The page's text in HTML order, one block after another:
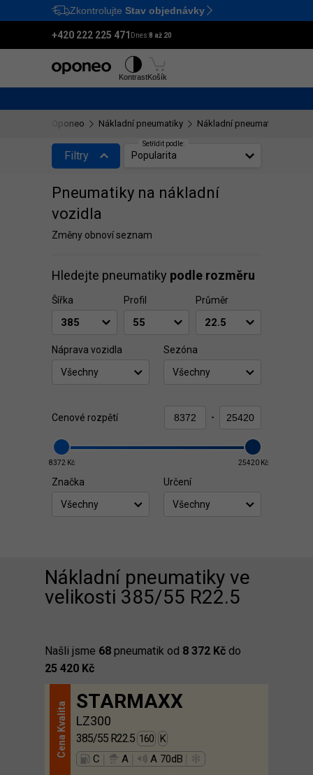
Ctrl M
Zkontrolujte Stav objednávky
+420 222 225 471 Dnes:8 až 20
KontrastKošík
Oponeo Nákladní pneumatiky Nákladní pneumatiky o
Filtry
Pneumatiky na nákladní
vozidla
Změny obnoví seznam
Hledejte pneumatiky podle rozměru
Šířka Profil Průměr
Náprava vozidla
Všechny
Sezóna
Všechny
Cenové rozpětí -
8372 Kč 25420 Kč
Značka
Všechny
Určení
Všechny
Nákladní pneumatiky ve
velikosti 385/55 R22.5
Našli jsme 68 pneumatik od 8 372 Kč do
25 420 Kč
Setřídit podle:
Popularita
Cena
Kvalita STARMAXX
LZ300
385/55 R22.5 160 K
C
A A 70dB